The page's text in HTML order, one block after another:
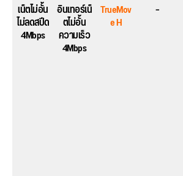
เน็ตไม่อั้น
ไม่ลดสปีด
4Mbps
อินเทอร์เน็
ตไม่อั้น
ความเร็ว
4Mbps
TrueMov
e H
–